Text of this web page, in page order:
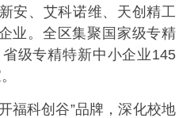
安、艾科诺维、天创精工
业。全区集聚国家级专精
级专精特新中小企业145
福科创谷”品牌，深化校地